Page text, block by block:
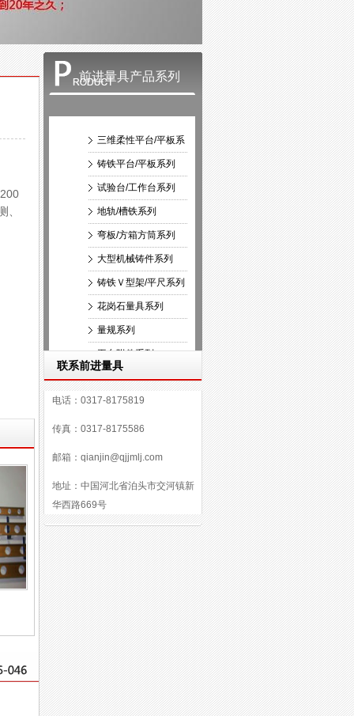
、
前进量具产品系列
三维柔性平台/平板系
列
铸铁平台/平板系列
试验台/工作台系列
地轨/槽铁系列
弯板/方箱方筒系列
大型机械铸件系列
铸铁Ｖ型架/平尺系列
花岗石量具系列
量规系列
平台附件系列
精密铸件
联系前进量具
电话：0317-8175819
传真：0317-8175586
邮箱：qianjin@qjjmlj.com
地址：中国河北省泊头市交河镇新
华西路669号